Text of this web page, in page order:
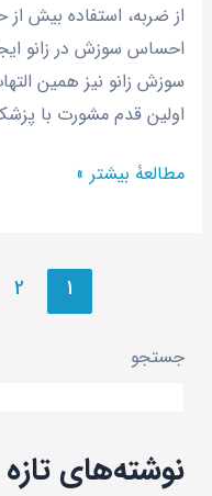
از ضربه، استفاده بیش
احساس سوزش در زانو
سوزش زانو نیز همین
اولین قدم مشورت با
مطالعۀ بیشتر »
1
2
جستجو
نوشته‌های تازه